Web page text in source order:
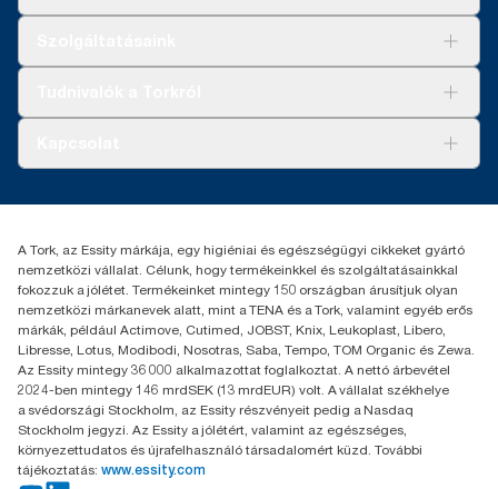
+36 1 392 2176
H-1021 Budapest
Budakeszi út 51.
A Tork, az Essity márkája, egy higiéniai és egészségügyi cikkeket gyártó
nemzetközi vállalat. Célunk, hogy termékeinkkel és szolgáltatásainkkal
fokozzuk a jólétet. Termékeinket mintegy 150 országban árusítjuk olyan
nemzetközi márkanevek alatt, mint a TENA és a Tork, valamint egyéb erős
márkák, például Actimove, Cutimed, JOBST, Knix, Leukoplast, Libero,
Libresse, Lotus, Modibodi, Nosotras, Saba, Tempo, TOM Organic és Zewa.
Az Essity mintegy 36 000 alkalmazottat foglalkoztat. A nettó árbevétel
2024-ben mintegy 146 mrdSEK (13 mrdEUR) volt. A vállalat székhelye
a svédországi Stockholm, az Essity részvényeit pedig a Nasdaq
Stockholm jegyzi. Az Essity a jólétért, valamint az egészséges,
környezettudatos és újrafelhasználó társadalomért küzd. További
tájékoztatás: www.essity.com